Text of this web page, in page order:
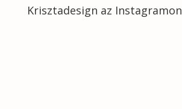
Krisztadesign az Instagramon